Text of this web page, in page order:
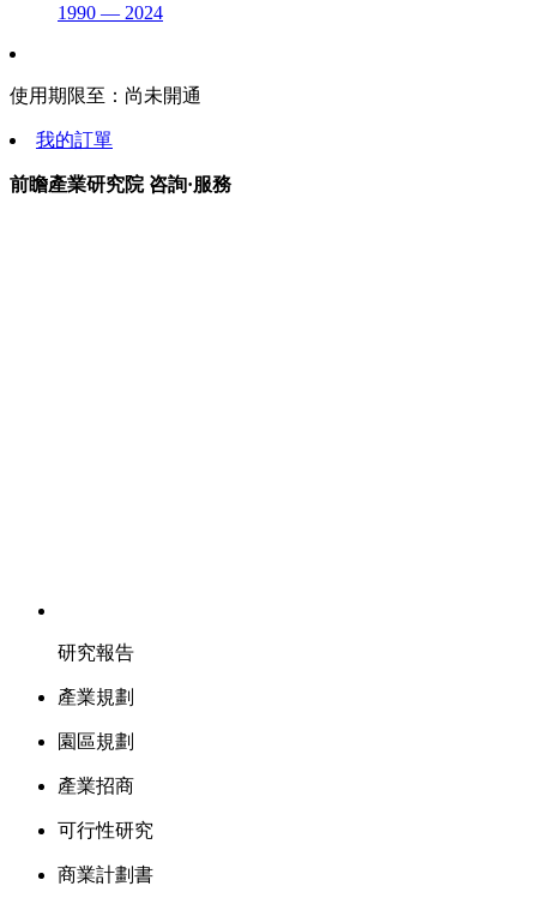
1990 — 2024
使用期限至： 尚未開通
我的訂單
前瞻產業研究院 咨詢·服務
研究報告
產業規劃
園區規劃
產業招商
可行性研究
商業計劃書